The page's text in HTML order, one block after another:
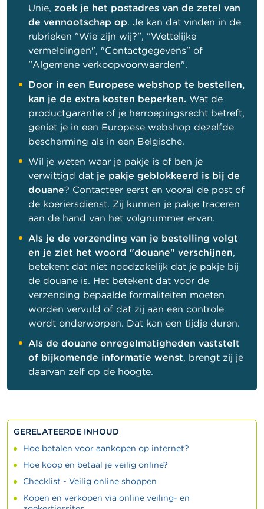
Unie, zoek je het postadres van de zetel van
de vennootschap op. Je kan dat vinden in de
rubrieken "Wie zijn wij?", "Wettelijke
vermeldingen", "Contactgegevens" of
"Algemene verkoopvoorwaarden".
Door in een Europese webshop te bestellen,
kan je de extra kosten beperken. Wat de
productgarantie of je herroepingsrecht betreft,
geniet je in een Europese webshop dezelfde
bescherming als in een Belgische.
Wil je weten waar je pakje is of ben je
verwittigd dat je pakje geblokkeerd is bij de
douane? Contacteer eerst en vooral de post of
de koeriersdienst. Zij kunnen je pakje traceren
aan de hand van het volgnummer ervan.
Als je de verzending van je bestelling volgt
en je ziet het woord "douane" verschijnen,
betekent dat niet noodzakelijk dat je pakje bij
de douane is. Het betekent dat voor de
verzending bepaalde formaliteiten moeten
worden vervuld of dat zij aan een controle
wordt onderworpen. Dat kan een tijdje duren.
Als de douane onregelmatigheden vaststelt
of bijkomende informatie wenst, brengt zij je
daarvan zelf op de hoogte.
GERELATEERDE INHOUD
Hoe betalen voor aankopen op internet?
Hoe koop en betaal je veilig online?
Checklist - Veilig online shoppen
Kopen en verkopen via online veiling- en